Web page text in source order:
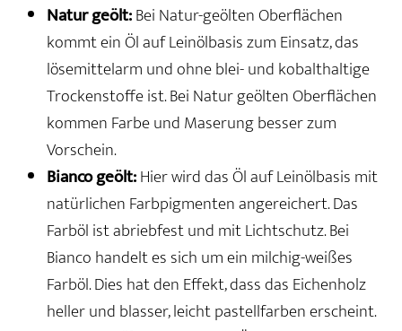
Natur geölt:Bei Natur-geölten Oberflächen
kommt ein Öl auf Leinölbasis zum Einsatz, das
lösemittelarm und ohne blei- und kobalthaltige
Trockenstoffe ist. Bei Natur geölten Oberflächen
kommen Farbe und Maserung besser zum
Vorschein.
Bianco geölt:Hier wird das Öl auf Leinölbasis mit
natürlichen Farbpigmenten angereichert. Das
Farböl ist abriebfest und mit Lichtschutz. Bei
Bianco handelt es sich um ein milchig-weißes
Farböl. Dies hat den Effekt, dass das Eichenholz
heller und blasser, leicht pastellfarben erscheint.